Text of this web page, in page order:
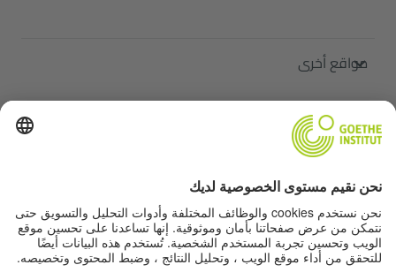
مواقع أخرى
ملتقى "اللغة الألمانية من أجلك"
تعلم الألمانية مجانًا
دورات اللغة الألمانية في معهد غوته
Lehrkräfteportal „Deutschstunde“
الخصوصية وإمكانية الوصول